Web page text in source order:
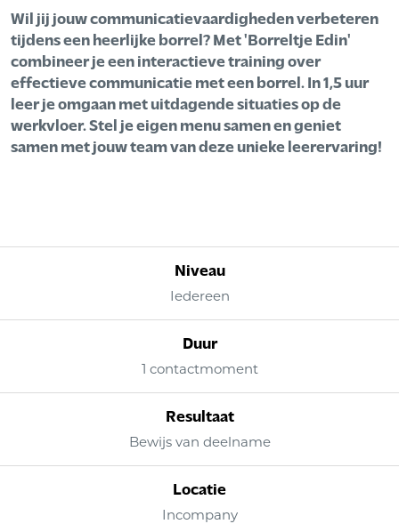
Wil jij jouw communicatievaardigheden verbeteren
tijdens een heerlijke borrel? Met 'Borreltje Edin'
combineer je een interactieve training over
effectieve communicatie met een borrel. In 1,5 uur
leer je omgaan met uitdagende situaties op de
werkvloer. Stel je eigen menu samen en geniet
samen met jouw team van deze unieke leerervaring!
Niveau
Iedereen
Duur
1 contactmoment
Resultaat
Bewijs van deelname
Locatie
Incompany